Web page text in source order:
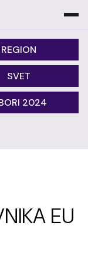
REGION
SVET
2024
EU